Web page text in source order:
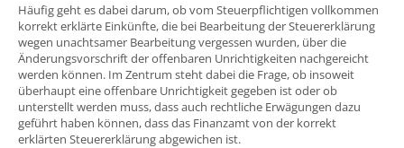
Häufig geht es dabei darum, ob vom Steuerpflichtigen vollkommen
korrekt erklärte Einkünfte, die bei Bearbeitung der Steuererklärung
wegen unachtsamer Bearbeitung vergessen wurden, über die
Änderungsvorschrift der offenbaren Unrichtigkeiten nachgereicht
werden können. Im Zentrum steht dabei die Frage, ob insoweit
überhaupt eine offenbare Unrichtigkeit gegeben ist oder ob
unterstellt werden muss, dass auch rechtliche Erwägungen dazu
geführt haben können, dass das Finanzamt von der korrekt
erklärten Steuererklärung abgewichen ist.